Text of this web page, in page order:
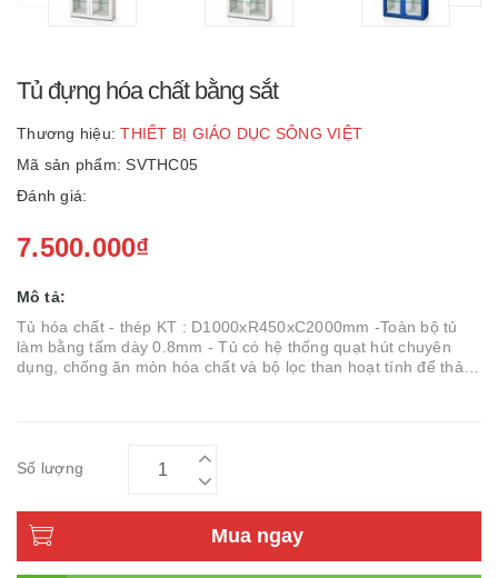
Tủ đựng hóa chất bằng sắt
Thương hiệu: THIẾT BỊ GIÁO DỤC SÔNG VIỆT
Mã sản phẩm: SVTHC05
Đánh giá:
7.500.000₫
Mô tả:
Tủ hóa chất - thép KT : D1000xR450xC2000mm -Toàn bộ tủ
làm bằng tấm dày 0.8mm - Tủ có hệ thống quạt hút chuyên
dụng, chống ăn mòn hóa chất và bộ lọc than hoạt tính để thải
Số lượng
Mua ngay